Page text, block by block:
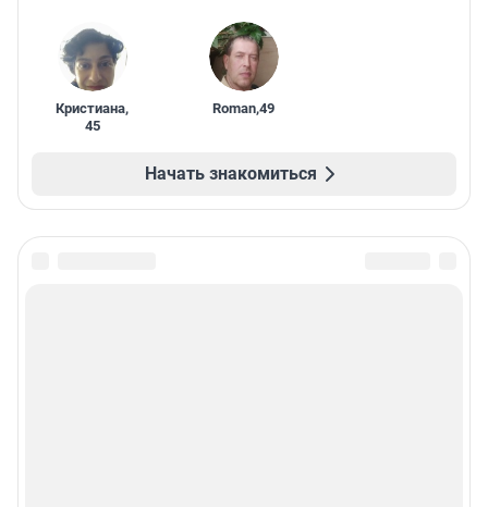
Кристиана,
45
Roman,49
Начать знакомиться